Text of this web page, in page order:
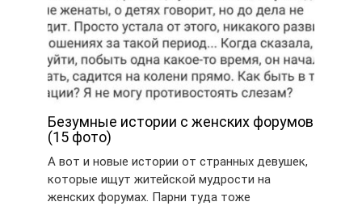
Безумные истории с женских форумов
(15 фото)
А вот и новые истории от странных девушек,
которые ищут житейской мудрости на
женских форумах. Парни туда тоже